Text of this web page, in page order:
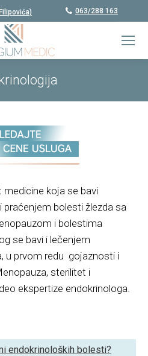
063/288 163
medicine koja se bavi
bolesti žlezda sa
i bolestima
se bavi i lečenjem
u prvom redu gojaznosti i
sterilitet i
ekspertize endokrinologa.
endokrinoloških bolesti?